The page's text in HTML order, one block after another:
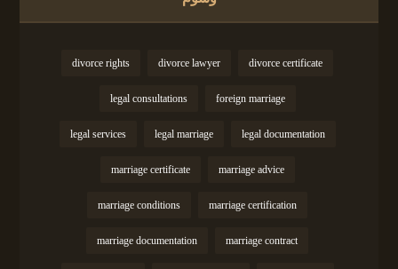
divorce certificate
divorce lawyer
divorce rights
foreign marriage
legal consultations
legal documentation
legal marriage
legal services
marriage advice
marriage certificate
marriage certification
marriage conditions
marriage contract
marriage documentation